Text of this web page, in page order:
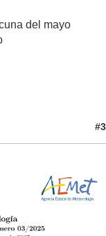
del mayo
#3